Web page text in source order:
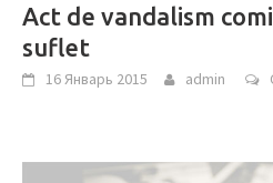
Act de vandalism
suflet
16 Январь 2015 admin